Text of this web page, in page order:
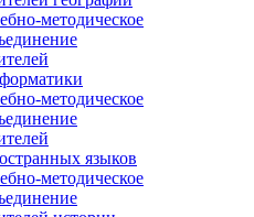
методическое
методическое
языков
методическое